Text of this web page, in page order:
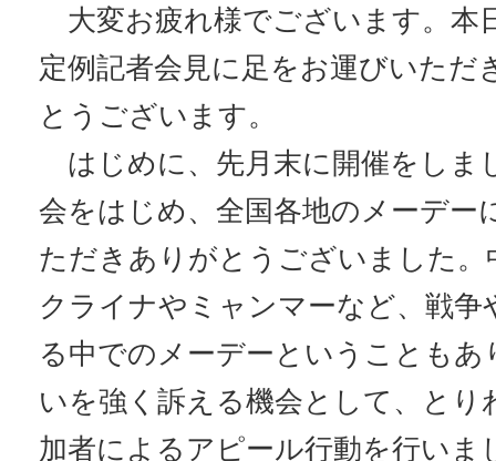
大変お疲れ様でございます。本
定例記者会見に足をお運びいただ
とうございます。
はじめに、先月末に開催をしま
会をはじめ、全国各地のメーデー
ただきありがとうございました。
クライナやミャンマーなど、戦争
る中でのメーデーということもあ
いを強く訴える機会として、とり
加者によるアピール行動を行いま